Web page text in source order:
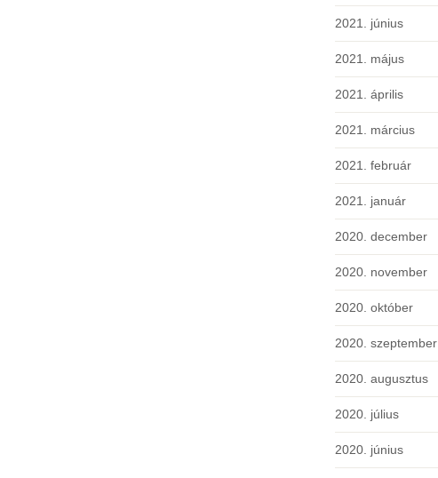
2021. június
2021. május
2021. április
2021. március
2021. február
2021. január
2020. december
2020. november
2020. október
2020. szeptember
2020. augusztus
2020. július
2020. június